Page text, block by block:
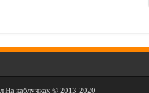
На каблучках © 2013-2020